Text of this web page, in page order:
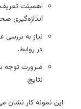
اهمیتت
اندازه‌گیری
نیاز به
در روابط.
ضرورت توجه
نتایج.
این نمونه کار نشان